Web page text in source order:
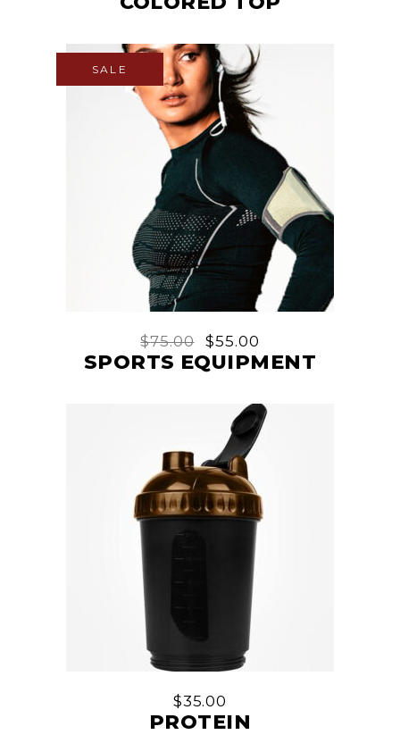
SALE
$75.00 $55.00
SPORTS EQUIPMENT
$35.00
PROTEIN